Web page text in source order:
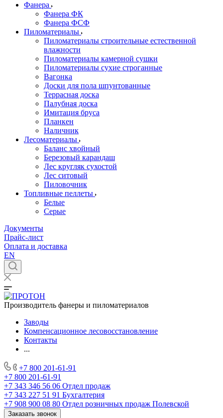
Фанера
Фанера ФК
Фанера ФСФ
Пиломатериалы
Пиломатериалы строительные естественной
влажности
Пиломатериалы камерной сушки
Пиломатериалы сухие строганные
Вагонка
Доски для пола шпунтованные
Террасная доска
Палубная доска
Имитация бруса
Планкен
Наличник
Лесоматериалы
Баланс хвойный
Березовый карандаш
Лес кругляк сухостой
Лес ситовый
Пиловочник
Топливные пеллеты
Белые
Серые
Документы
Прайс-лист
Оплата и доставка
EN
Производитель фанеры и пиломатериалов
Заводы
Компенсационное лесовосстановление
Контакты
...
+7 800 201-61-91
+7 800 201-61-91
+7 343 346 56 06 Отдел продаж
+7 343 227 51 91 Бухгалтерия
+7 908 900 08 80 Отдел розничных продаж Полевской
Заказать звонок